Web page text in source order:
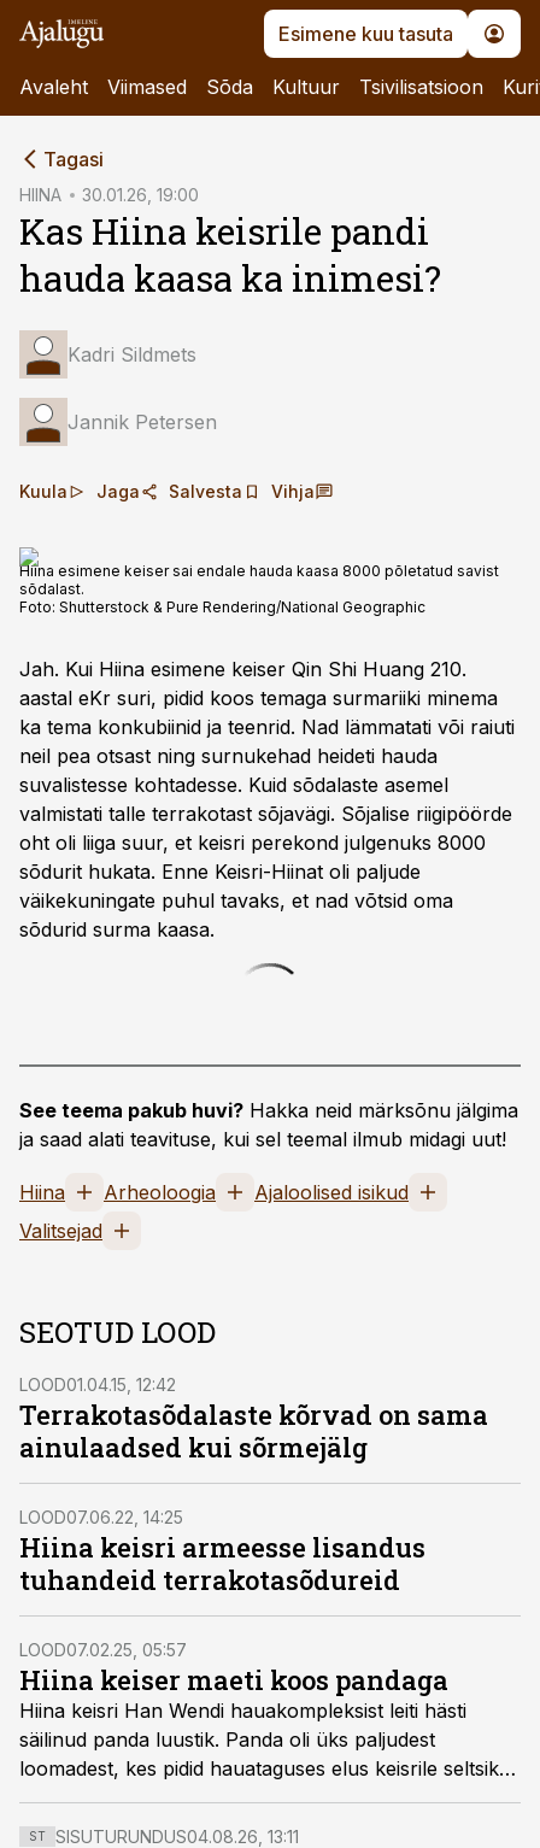
Esimene kuu tasuta
Avaleht Viimased Sõda Kultuur Tsivilisatsioon
Tagasi
HIINA 30.01.26, 19:00
Kas Hiina keisrile pandi
hauda kaasa ka inimesi?
Kadri Sildmets
Jannik Petersen
Kuula Jaga Salvesta Vihja
Hiina esimene keiser sai endale hauda kaasa 8000 põletatud savist
sõdalast.
Foto: Shutterstock & Pure Rendering/National Geographic
Jah. Kui Hiina esimene keiser Qin Shi Huang 210.
aastal eKr suri, pidid koos temaga surmariiki minema
ka tema konkubiinid ja teenrid. Nad lämmatati või raiuti
neil pea otsast ning surnukehad heideti hauda
suvalistesse kohtadesse. Kuid sõdalaste asemel
valmistati talle terrakotast sõjavägi. Sõjalise riigipöörde
oht oli liiga suur, et keisri perekond julgenuks 8000
sõdurit hukata. Enne Keisri-Hiinat oli paljude
väikekuningate puhul tavaks, et nad võtsid oma
sõdurid surma kaasa.
See teema pakub huvi? Hakka neid märksõnu jälgima
ja saad alati teavituse, kui sel teemal ilmub midagi uut!
Hiina Arheoloogia
Ajaloolised isikud
Valitsejad
SEOTUD LOOD
LOOD01.04.15, 12:42
Terrakotasõdalaste kõrvad on sama
ainulaadsed kui sõrmejälg
LOOD07.06.22, 14:25
Hiina keisri armeesse lisandus
tuhandeid terrakotasõdureid
LOOD07.02.25, 05:57
Hiina keiser maeti koos pandaga
Hiina keisri Han Wendi hauakompleksist leiti hästi
säilinud panda luustik. Panda oli üks paljudest
loomadest, kes pidid hauataguses elus keisrile seltsiks
olema.
ST SISUTURUNDUS04.08.26, 13:11